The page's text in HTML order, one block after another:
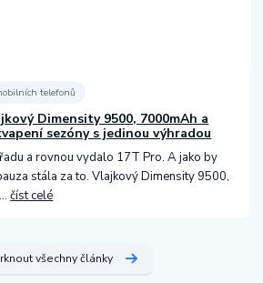
telefonů
Dimensity 9500, 7000mAh a
sezóny s jedinou výhradou
a rovnou vydalo 17T Pro. A jako by
stála za to. Vlajkový Dimensity 9500,
číst celé
všechny články